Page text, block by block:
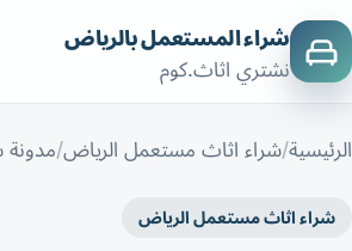
شراء المستعمل بالرياض
نشتري اثاث.كوم
الرئيسية شراء اثاث مستعمل الرياض مدونة
شراء اثاث مستعمل الرياض